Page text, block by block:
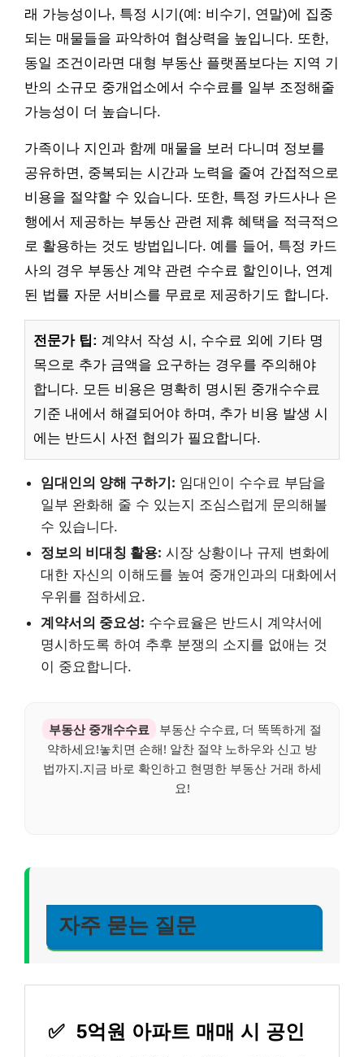
래 가능성이나, 특정 시기(예: 비수기, 연말)에 집중
되는 매물들을 파악하여 협상력을 높입니다. 또한,
동일 조건이라면 대형 부동산 플랫폼보다는 지역 기
반의 소규모 중개업소에서 수수료를 일부 조정해줄
가능성이 더 높습니다.
가족이나 지인과 함께 매물을 보러 다니며 정보를
공유하면, 중복되는 시간과 노력을 줄여 간접적으로
비용을 절약할 수 있습니다. 또한, 특정 카드사나 은
행에서 제공하는 부동산 관련 제휴 혜택을 적극적으
로 활용하는 것도 방법입니다. 예를 들어, 특정 카드
사의 경우 부동산 계약 관련 수수료 할인이나, 연계
된 법률 자문 서비스를 무료로 제공하기도 합니다.
전문가 팁: 계약서 작성 시, 수수료 외에 기타 명
목으로 추가 금액을 요구하는 경우를 주의해야
합니다. 모든 비용은 명확히 명시된 중개수수료
기준 내에서 해결되어야 하며, 추가 비용 발생 시
에는 반드시 사전 협의가 필요합니다.
임대인의 양해 구하기: 임대인이 수수료 부담을
일부 완화해 줄 수 있는지 조심스럽게 문의해볼
수 있습니다.
정보의 비대칭 활용: 시장 상황이나 규제 변화에
대한 자신의 이해도를 높여 중개인과의 대화에서
우위를 점하세요.
계약서의 중요성: 수수료율은 반드시 계약서에
명시하도록 하여 추후 분쟁의 소지를 없애는 것
이 중요합니다.
부동산 중개수수료
부동산 수수료, 더 똑똑하게 절
약하세요!놓치면 손해! 알찬 절약 노하우와 신고 방
법까지.지금 바로 확인하고 현명한 부동산 거래 하세
요!
자주 묻는 질문
✅ 5억원 아파트 매매 시 공인